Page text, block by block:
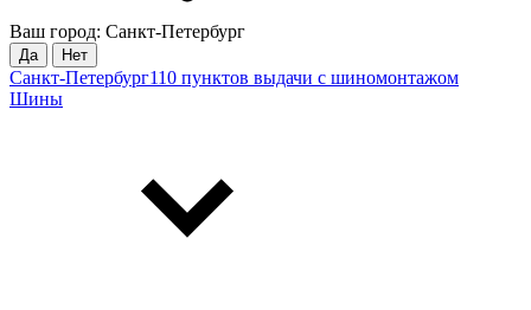
Ваш город: Санкт-Петербург
Да Нет
Санкт-Петербург110 пунктов выдачи с шиномонтажом
Шины